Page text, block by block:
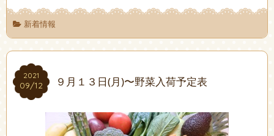
新着情報
2021
09/12
2021
09/12 ９月１３日(月)〜野菜入荷予定表